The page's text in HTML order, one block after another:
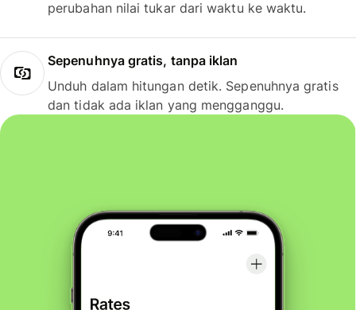
perubahan nilai tukar dari waktu ke waktu.
Sepenuhnya gratis, tanpa iklan
Unduh dalam hitungan detik. Sepenuhnya gratis
dan tidak ada iklan yang mengganggu.